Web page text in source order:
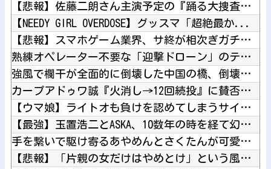
【悲報】佐藤二朗さん主演予定の『踊る大捜査線』スピンオフ、撮...
【NEEDY GIRL OVERDOSE】グッスマ「超絶最か...
【悲報】スマホゲーム業界、サ終が相次ぎガチで危機的な状況に…...
熟練オペレーター不要な「迎撃ドローン」のテストを完了…自らが...
強風で欄干が全面的に倒壊した中国の橋、倒壊した欄干の破片を調...
カープアドゥワ誠『火消し→12回続投』に賛否。新井監督「それ...
【ウマ娘】ライトオも負けを認めてしまうサイレンススズカ定規概...
【最強】玉置浩二とASKA、10数年の時を経て幻の合作曲をガ...
手を繋いで駆け寄るあやめんとさくたんが可愛すぎる！！！【乃木...
【悲報】「片親の女だけはやめとけ」という風潮、広まりつつある...